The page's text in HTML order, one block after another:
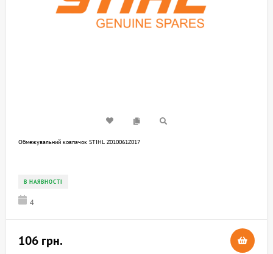
Обмежувальний ковпачок STIHL Z010061Z017
В НАЯВНОСТІ
4
106 грн.